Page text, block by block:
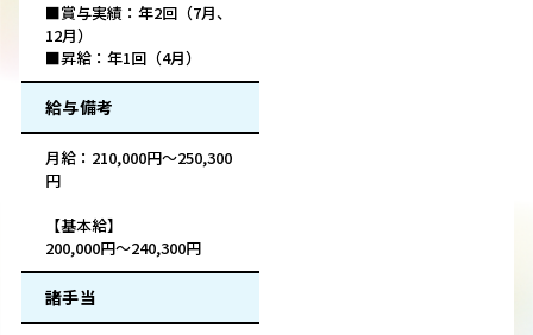
■賞与実績：年2回（7月、
12月）
■昇給：年1回（4月）
給与備考
月給：210,000円～250,300
円
【基本給】
200,000円～240,300円
諸手当